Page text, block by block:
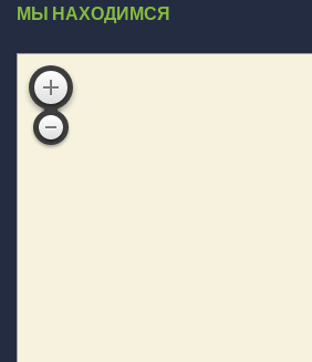
МЫ НАХОДИМСЯ